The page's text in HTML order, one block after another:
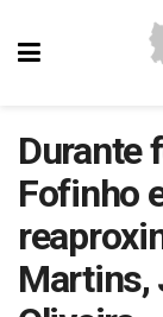
Durante
Fofinho
Martins,